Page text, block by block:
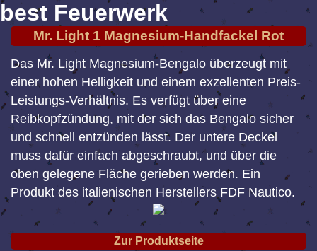
best Feuerwerk
Mr. Light 1 Magnesium-Handfackel Rot
Das Mr. Light Magnesium-Bengalo überzeugt mit
einer hohen Helligkeit und einem exzellenten Preis-
Leistungs-Verhältnis. Es verfügt über eine
Reibkopfzündung, mit der sich das Bengalo sicher
und schnell entzünden lässt. Der untere Deckel
muss dafür einfach abgeschraubt, und über die
oben gelegene Fläche gerieben werden. Ein
Produkt des italienischen Herstellers FDF Nautico.
Zur Produktseite